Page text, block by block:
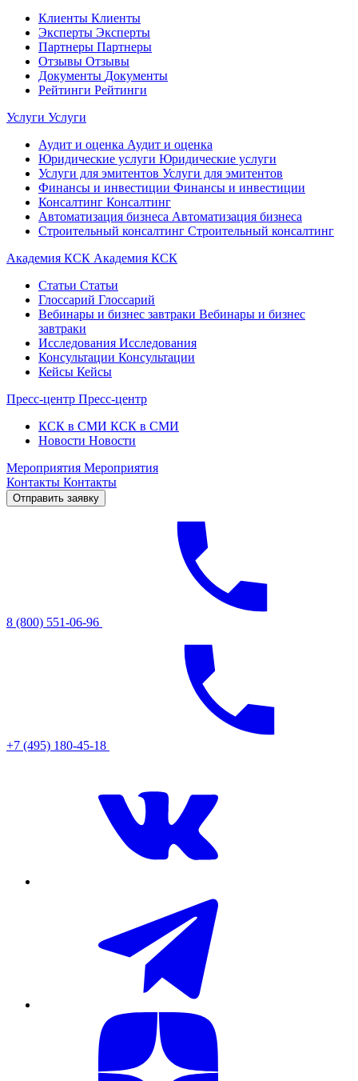
Клиенты Клиенты
Эксперты Эксперты
Партнеры Партнеры
Отзывы Отзывы
Документы Документы
Рейтинги Рейтинги
Услуги Услуги
Аудит и оценка Аудит и оценка
Юридические услуги Юридические услуги
Услуги для эмитентов Услуги для эмитентов
Финансы и инвестиции Финансы и инвестиции
Консалтинг Консалтинг
Автоматизация бизнеса Автоматизация бизнеса
Строительный консалтинг Строительный консалтинг
Академия КСК Академия КСК
Статьи Статьи
Глоссарий Глоссарий
Вебинары и бизнес завтраки Вебинары и бизнес
завтраки
Исследования Исследования
Консультации Консультации
Кейсы Кейсы
Пресс-центр Пресс-центр
КСК в СМИ КСК в СМИ
Новости Новости
Мероприятия Мероприятия
Контакты Контакты
Отправить заявку
8 (800) 551-06-96
+7 (495) 180-45-18